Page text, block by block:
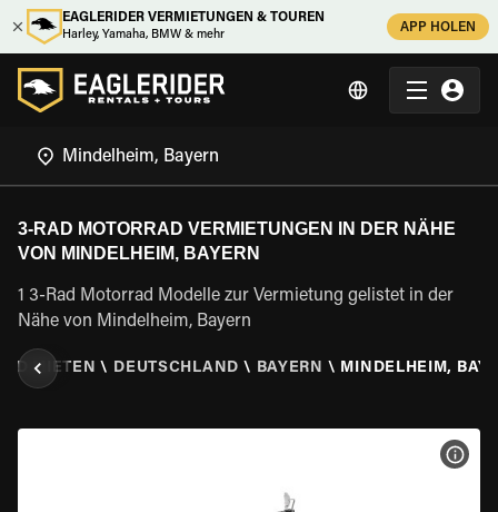
EAGLERIDER VERMIETUNGEN & TOUREN
Harley, Yamaha, BMW & mehr
APP HOLEN
3-RAD MOTORRAD VERMIETUNGEN IN DER NÄHE
VON MINDELHEIM, BAYERN
1 3-Rad Motorrad Modelle zur Vermietung gelistet in der
Nähe von Mindelheim, Bayern
MIETEN \ DEUTSCHLAND \ BAYERN \ MINDELHEIM,